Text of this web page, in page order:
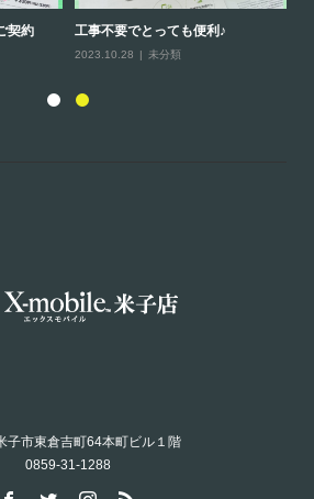
契約 工事不要でとっても便利♪
2023.10.28 未分類
子市東倉吉町64本町ビル１階
0859-31-1288